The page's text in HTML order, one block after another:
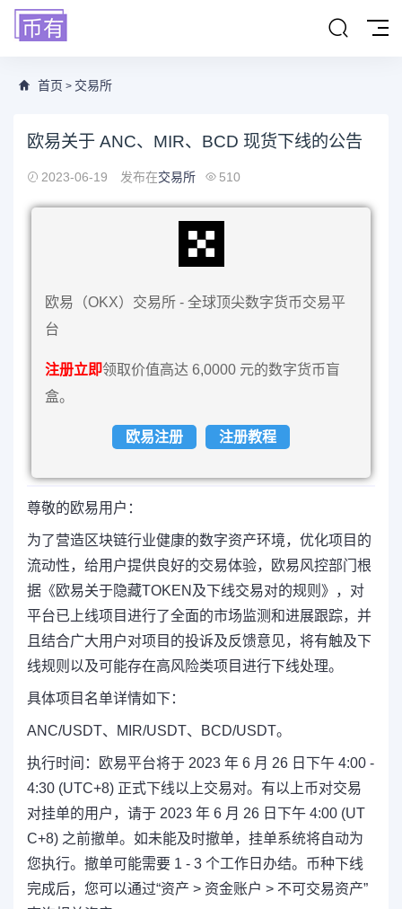
首页 > 交易所
欧易关于 ANC、MIR、BCD 现货下线的公告
2023-06-19 发布在交易所 510
欧易（OKX）交易所 - 全球顶尖数字货币交易平
台
注册立即领取价值高达 6,0000 元的数字货币盲
盒。
欧易注册 注册教程
尊敬的欧易用户：
为了营造区块链行业健康的数字资产环境，优化项目的
流动性，给用户提供良好的交易体验，欧易风控部门根
据《欧易关于隐藏TOKEN及下线交易对的规则》，对
平台已上线项目进行了全面的市场监测和进展跟踪，并
且结合广大用户对项目的投诉及反馈意见，将有触及下
线规则以及可能存在高风险类项目进行下线处理。
具体项目名单详情如下：
ANC/USDT、MIR/USDT、BCD/USDT。
执行时间：欧易平台将于 2023 年 6 月 26 日下午 4:00 -
4:30 (UTC+8) 正式下线以上交易对。有以上币对交易
对挂单的用户，请于 2023 年 6 月 26 日下午 4:00 (UT
C+8) 之前撤单。如未能及时撤单，挂单系统将自动为
您执行。撤单可能需要 1 - 3 个工作日办结。币种下线
完成后，您可以通过“资产 > 资金账户 > 不可交易资产”